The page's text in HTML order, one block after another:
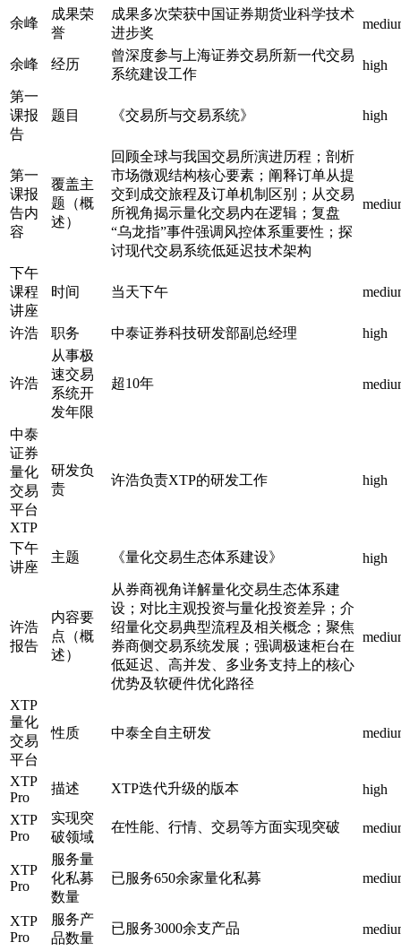
余峰
成果荣
誉
成果多次荣获中国证券期货业科学技术
进步奖
余峰 经历
曾深度参与上海证券交易所新一代交易
系统建设工作
high
第一
课报
告
题目 《交易所与交易系统》 high
第一
课报
告内
容
覆盖主
题（概
述）
回顾全球与我国交易所演进历程；剖析
市场微观结构核心要素；阐释订单从提
交到成交旅程及订单机制区别；从交易
所视角揭示量化交易内在逻辑；复盘
“乌龙指”事件强调风控体系重要性；探
讨现代交易系统低延迟技术架构
下午
课程
讲座
时间 当天下午
许浩 职务 中泰证券科技研发部副总经理 high
许浩
从事极
速交易
系统开
发年限
超10年
中泰
证券
量化
交易
平台
XTP
研发负
责
许浩负责XTP的研发工作 high
下午
讲座
主题 《量化交易生态体系建设》 high
许浩
报告
内容要
点（概
述）
从券商视角详解量化交易生态体系建
设；对比主观投资与量化投资差异；介
绍量化交易典型流程及相关概念；聚焦
券商侧交易系统发展；强调极速柜台在
低延迟、高并发、多业务支持上的核心
优势及软硬件优化路径
XTP
量化
交易
平台
性质 中泰全自主研发
XTP
Pro
描述 XTP迭代升级的版本
high
XTP
Pro
实现突
破领域
在性能、行情、交易等方面实现突破
XTP
Pro
服务量
化私募
数量
已服务650余家量化私募
XTP
Pro
服务产
品数量
已服务3000余支产品